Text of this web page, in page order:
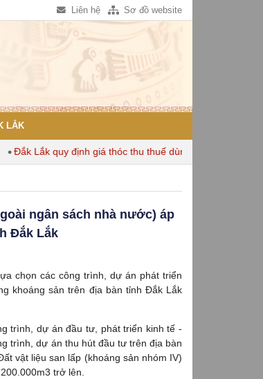
Liên hệ Sơ đồ website
LẮK
Lắk quy định giá thóc thu thuế dùng để tính thuế sử dụng
ngân sách nhà nước) áp
Đắk Lắk
chọn các công trình, dự án phát triển
khoáng sản trên địa bàn tỉnh Đắk Lắk
trình, dự án đầu tư, phát triển kinh tế -
trình, dự án thu hút đầu tư trên địa bàn
vật liệu san lấp (khoáng sản nhóm IV)
trở lên.